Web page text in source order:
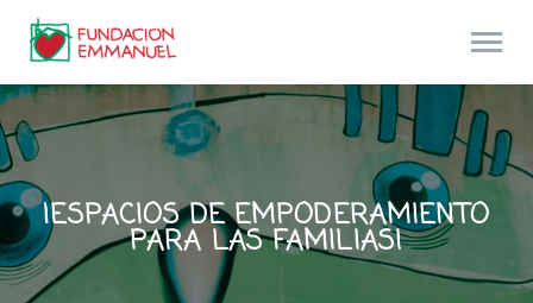
¡ESPACIOS DE EMPODERAMIENTO
PARA LAS FAMILIAS!